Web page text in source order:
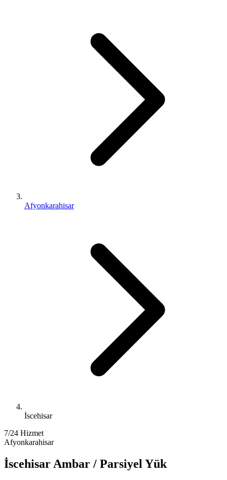
Afyonkarahisar
İscehisar
7/24 Hizmet
Afyonkarahisar
İscehisar Ambar / Parsiyel Yük